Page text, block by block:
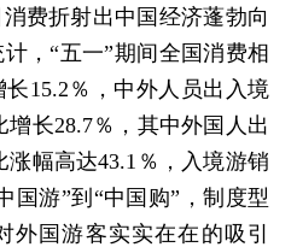
费折射出中国经济蓬勃向
，“五一”期间全国消费相
15.2％，中外人员出入境
增长28.7％，其中外国人出
涨幅高达43.1％，入境游销
国游”到“中国购”，制度型
外国游客实实在在的吸引